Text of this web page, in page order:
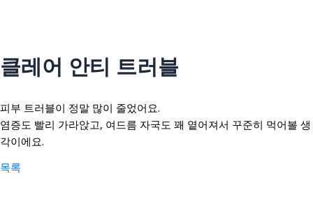
로
건
뛰
기
인사말
의료인 소개
안티트러블
펄화이트
우리아이H(성장)
클레어 안티 트러블
피부 트러블이 정말 많이 줄었어요.
염증도 빨리 가라앉고, 여드름 자국도 꽤 옅어져서 꾸준히 먹어볼 생
각이에요.
목록